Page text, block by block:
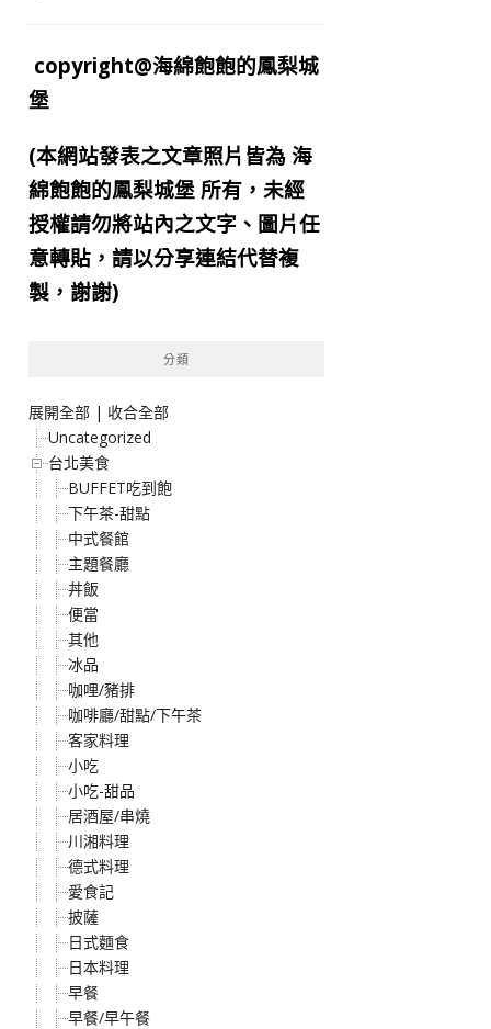
copyright@海綿飽飽的鳳梨城
堡
(本網站發表之文章照片皆為 海
綿飽飽的鳳梨城堡 所有，未經
授權請勿將站內之文字、圖片任
意轉貼，請以分享連結代替複
製，謝謝)
分類
展開全部 | 收合全部
Uncategorized
台北美食
BUFFET吃到飽
下午茶-甜點
中式餐館
主題餐廳
丼飯
便當
其他
冰品
咖哩/豬排
咖啡廳/甜點/下午茶
客家料理
小吃
小吃-甜品
居酒屋/串燒
川湘料理
德式料理
愛食記
披薩
日式麵食
日本料理
早餐
早餐/早午餐